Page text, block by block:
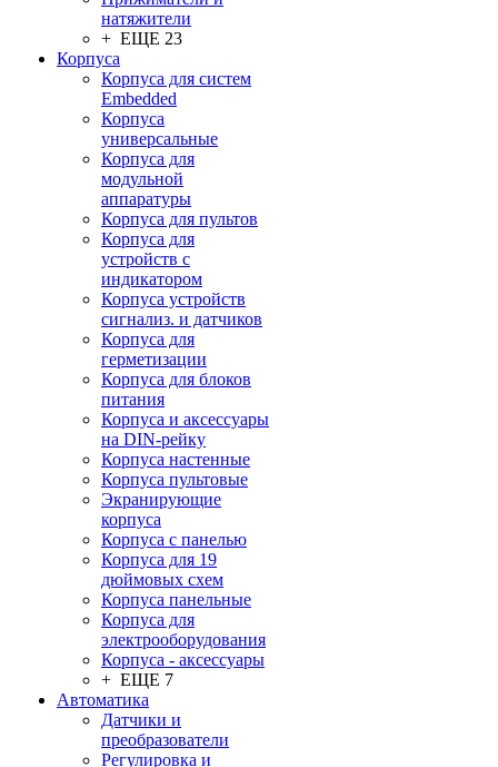
натяжители
+ ЕЩЕ 23
Корпуса
Корпуса для систем
Embedded
Корпуса
универсальные
Корпуса для
модульной
аппаратуры
Корпуса для пультов
Корпуса для
устройств с
индикатором
Корпуса устройств
сигнализ. и датчиков
Корпуса для
герметизации
Корпуса для блоков
питания
Корпуса и аксессуары
на DIN-рейку
Корпуса настенные
Корпуса пультовые
Экранирующие
корпуса
Корпуса с панелью
Корпуса для 19
дюймовых схем
Корпуса панельные
Корпуса для
электрооборудования
Корпуса - аксессуары
+ ЕЩЕ 7
Автоматика
Датчики и
преобразователи
Регулировка и